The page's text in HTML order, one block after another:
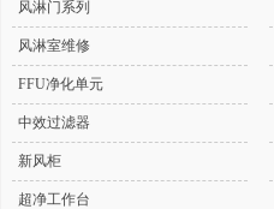
风淋门系列
风淋室维修
FFU净化单元
中效过滤器
新风柜
超净工作台